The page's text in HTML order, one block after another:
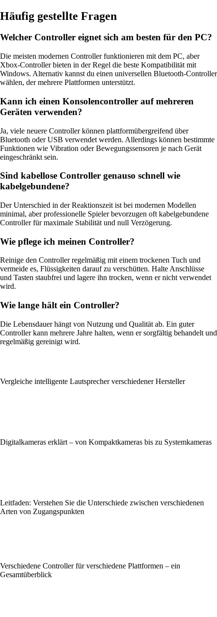
Häufig gestellte Fragen
Welcher Controller eignet sich am besten für den PC?
Die meisten modernen Controller funktionieren mit dem PC, aber
Xbox-Controller bieten in der Regel die beste Kompatibilität mit
Windows. Alternativ kannst du einen universellen Bluetooth-Controller
wählen, der mehrere Plattformen unterstützt.
Kann ich einen Konsolencontroller auf mehreren
Geräten verwenden?
Ja, viele neuere Controller können plattformübergreifend über
Bluetooth oder USB verwendet werden. Allerdings können bestimmte
Funktionen wie Vibration oder Bewegungssensoren je nach Gerät
eingeschränkt sein.
Sind kabellose Controller genauso schnell wie
kabelgebundene?
Der Unterschied in der Reaktionszeit ist bei modernen Modellen
minimal, aber professionelle Spieler bevorzugen oft kabelgebundene
Controller für maximale Stabilität und null Verzögerung.
Wie pflege ich meinen Controller?
Reinige den Controller regelmäßig mit einem trockenen Tuch und
vermeide es, Flüssigkeiten darauf zu verschütten. Halte Anschlüsse
und Tasten staubfrei und lagere ihn trocken, wenn er nicht verwendet
wird.
Wie lange hält ein Controller?
Die Lebensdauer hängt von Nutzung und Qualität ab. Ein guter
Controller kann mehrere Jahre halten, wenn er sorgfältig behandelt und
regelmäßig gereinigt wird.
Vergleiche intelligente Lautsprecher verschiedener Hersteller
Digitalkameras erklärt – von Kompaktkameras bis zu Systemkameras
Leitfaden: Verstehen Sie die Unterschiede zwischen verschiedenen
Arten von Zugangspunkten
Verschiedene Controller für verschiedene Plattformen – ein
Gesamtüberblick